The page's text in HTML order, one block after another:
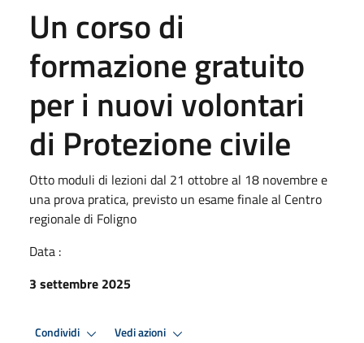
Un corso di
formazione gratuito
per i nuovi volontari
di Protezione civile
Otto moduli di lezioni dal 21 ottobre al 18 novembre e
una prova pratica, previsto un esame finale al Centro
regionale di Foligno
Data :
3 settembre 2025
Condividi Vedi azioni